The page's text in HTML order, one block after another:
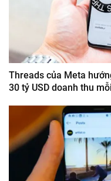
Threads của Meta
30 tỷ USD doanh thu